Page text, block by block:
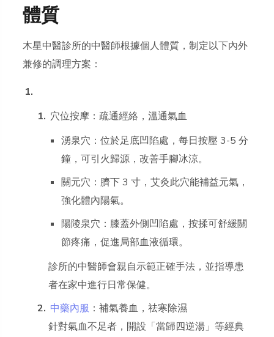
體質
木星中醫診所的中醫師根據個人體質，制定以下內外
兼修的調理方案：
穴位按摩：疏通經絡，溫通氣血
湧泉穴：位於足底凹陷處，每日按壓 3-5 分
鐘，可引火歸源，改善手腳冰涼。
關元穴：臍下 3 寸，艾灸此穴能補益元氣，
強化體內陽氣。
陽陵泉穴：膝蓋外側凹陷處，按揉可舒緩關
節疼痛，促進局部血液循環。
診所的中醫師會親自示範正確手法，並指導患
者在家中進行日常保健。
中藥內服 ：補氣養血，祛寒除濕
針對氣血不足者，開設「當歸四逆湯」等經典